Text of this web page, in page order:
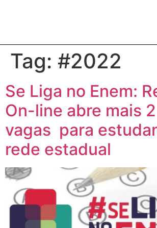
Tag: #2022
Se Liga no Enem:
On-line abre mais
vagas para
rede estadual